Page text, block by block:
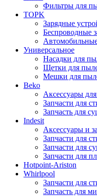
Фильтры для
TOPK
Зарядные
Беспроводные
Универсальное
Насадки для
Щетки для
Мешки для
Beko
Аксессуары
Запчасти для
Запчасть для
Indesit
Аксессуары и
Запчасти для
Запчасти для
Запчасти для
Hotpoint-Ariston
Whirlpool
Запчасти для
Запчасть для